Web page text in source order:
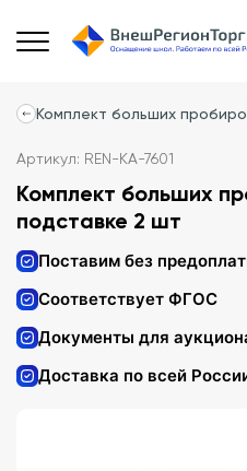
Комплект больших
Артикул: REN-KA-7601
Комплект больших
подставке 2 шт
Поставим без
Соответствует ФГОС
Документы для
Доставка по всей